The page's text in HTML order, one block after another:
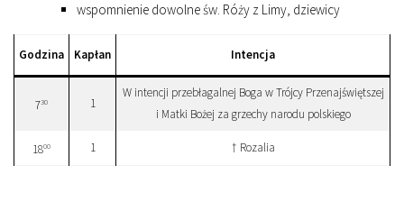
wspomnienie dowolne św. Róży z Limy, dziewicy
Godzina Kapłan Intencja
730 1
W intencji przebłagalnej Boga w Trójcy Przenajświętszej
i Matki Bożej za grzechy narodu polskiego
1800 1 † Rozalia